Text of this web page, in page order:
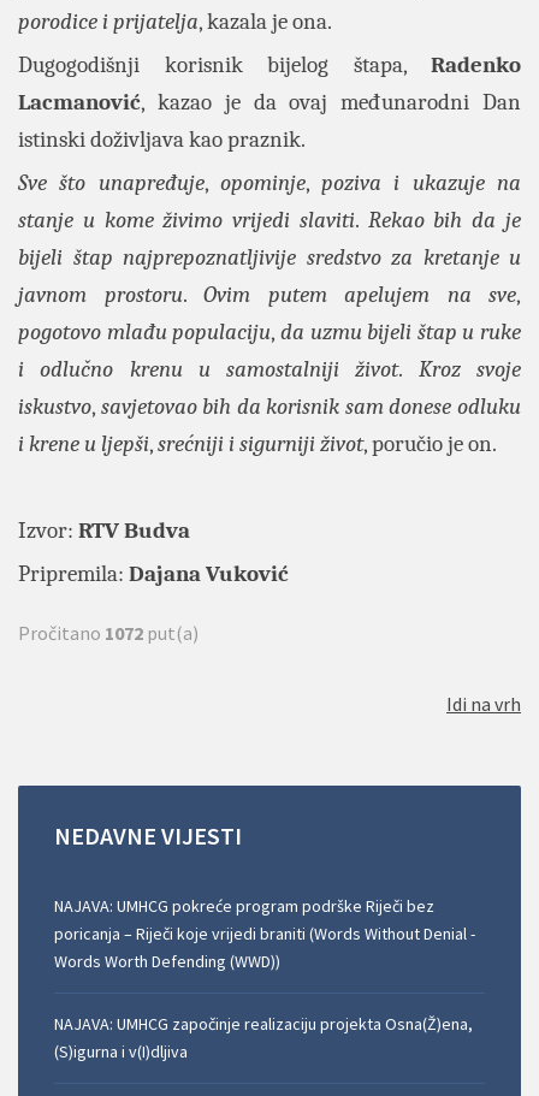
porodice i prijatelja, kazala je ona.
Dugogodišnji korisnik bijelog štapa, Radenko
Lacmanović, kazao je da ovaj međunarodni Dan
istinski doživljava kao praznik.
Sve što unapređuje, opominje,poziva i ukazuje na
stanje u kome živimo vrijedi slaviti. Rekao bih da je
bijeli štap najprepoznatljivije sredstvo za kretanje u
javnom prostoru. Ovim putem apelujem na sve,
pogotovo mlađu populaciju, da uzmu bijeli štap u ruke
i odlučno krenu u samostalniji život. Kroz svoje
iskustvo, savjetovao bih da korisnik sam donese odluku
i krene u ljepši,srećniji i sigurniji život, poručio je on.
Izvor: RTV Budva
Pripremila: Dajana Vuković
Pročitano 1072 put(a)
Idi na vrh
NEDAVNE VIJESTI
NAJAVA: UMHCG pokreće program podrške Riječi bez
poricanja – Riječi koje vrijedi braniti (Words Without Denial -
Words Worth Defending (WWD))
NAJAVA: UMHCG započinje realizaciju projekta Osna(Ž)ena,
(S)igurna i v(I)dljiva